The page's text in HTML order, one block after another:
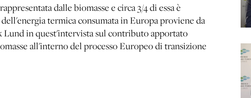
dalle biomasse e circa 3/4 di essa è
termica consumata in Europa proviene da
in quest'intervista sul contributo apportato
all'interno del processo Europeo di transizione